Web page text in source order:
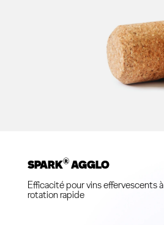
SPARK®AGGLO
Efficacité pour vins effervescents à
rotation rapide